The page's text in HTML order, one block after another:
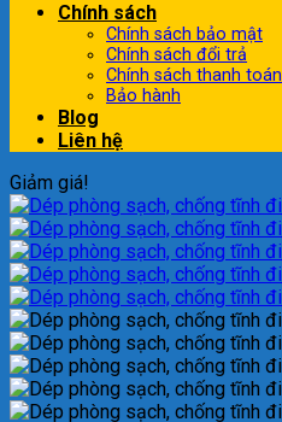
Chính sách
Chính sách bảo mật
Chính sách đổi trả
Chính sách thanh toán
Bảo hành
Blog
Liên hệ
Giảm giá!